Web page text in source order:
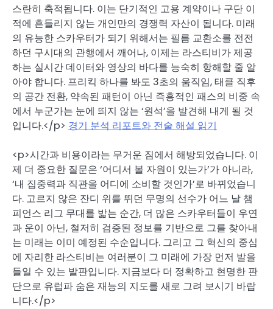
스란히 축적됩니다. 이는 단기적인 고용 계약이나 구단 이
적에 흔들리지 않는 개인만의 경쟁력 자산이 됩니다. 미래
의 유능한 스카우터가 되기 위해서는 필름 교환소를 전전
하던 구시대의 관행에서 깨어나, 이제는 라스티비가 제공
하는 실시간 데이터와 영상의 바다를 능숙히 항해할 줄 알
아야 합니다. 프리킥 하나를 봐도 3초의 움직임, 태클 직후
의 공간 전환, 약속된 패턴이 아닌 즉흥적인 패스의 비중 속
에서 누군가는 눈에 띄지 않는 ‘원석’을 발견해 내게 될 것
입니다.</p> 경기 분석 리포트와 전술 해설 읽기
<p>시간과 비용이라는 무거운 짐에서 해방되었습니다. 이
제 더 중요한 질문은 ‘어디서 볼 자원이 있는가’가 아니라,
‘내 집중력과 직관을 어디에 소비할 것인가’로 바뀌었습니
다. 고르지 않은 잔디 위를 뛰던 무명의 선수가 어느 날 챔
피언스 리그 무대를 밟는 순간, 더 많은 스카우터들이 우연
과 운이 아닌, 철저히 검증된 정보를 기반으로 그를 찾아내
는 미래는 이미 예정된 수순입니다. 그리고 그 혁신의 중심
에 자리한 라스티비는 여러분이 그 미래에 가장 먼저 발을
들일 수 있는 발판입니다. 지금보다 더 정확하고 현명한 판
단으로 유럽파 숨은 재능의 지도를 새로 그려 보시기 바랍
니다.</p>